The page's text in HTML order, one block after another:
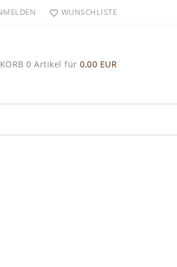
WUNSCHLISTE
0 Artikel für 0,00 EUR